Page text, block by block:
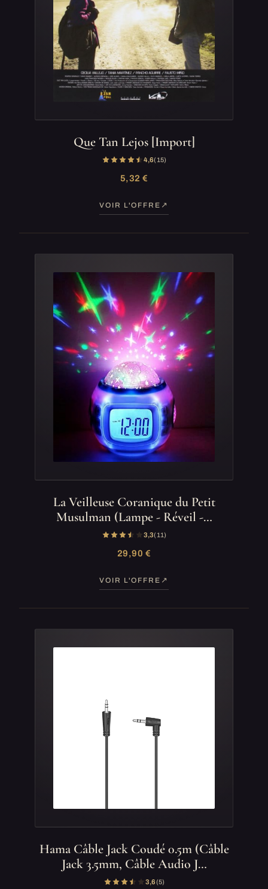
Que Tan Lejos [Import]
4,6(15)
5,32 €
VOIR L'OFFRE
La Veilleuse Coranique du Petit
Musulman (Lampe - Réveil -…
3,3(11)
29,90 €
VOIR L'OFFRE
Hama Câble Jack Coudé 0.5m (Câble
Jack 3.5mm, Câble Audio J…
3,6(5)